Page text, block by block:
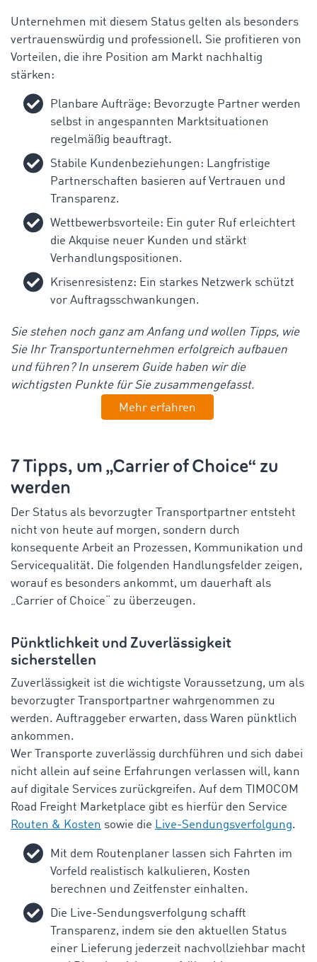
Unternehmen mit diesem Status gelten als besonders
vertrauenswürdig und professionell. Sie profitieren von
Vorteilen, die ihre Position am Markt nachhaltig
stärken:
Planbare Aufträge: Bevorzugte Partner werden
selbst in angespannten Marktsituationen
regelmäßig beauftragt.
Stabile Kundenbeziehungen: Langfristige
Partnerschaften basieren auf Vertrauen und
Transparenz.
Wettbewerbsvorteile: Ein guter Ruf erleichtert
die Akquise neuer Kunden und stärkt
Verhandlungspositionen.
Krisenresistenz: Ein starkes Netzwerk schützt
vor Auftragsschwankungen.
Sie stehen noch ganzam Anfang und wollen Tipps, wie
Sie Ihr Transportunternehmen erfolgreich aufbauen
und führen? In unserem Guide haben wirdie
wichtigsten Punkte fürSie zusammengefasst.
Mehr erfahren
7Tipps, um „CarrierofChoice“ zu
werden
Der Status als bevorzugter Transportpartner entsteht
nicht von heute auf morgen, sondern durch
konsequente Arbeit an Prozessen, Kommunikation und
Servicequalität. Die folgenden Handlungsfelder zeigen,
worauf es besonders ankommt, um dauerhaft als
„Carrier of Choice zu überzeugen.
PünktlichkeitundZuverlässigkeit
sicherstellen
Zuverlässigkeit ist die wichtigste Voraussetzung, um als
bevorzugter
Transportpartner wahrgenommen zu
werden. Auftraggeber erwarten, dass Waren pünktlich
ankommen.
Wer Transporte zuverlässig durchführen und sich dabei
nicht allein auf seine Erfahrungen verlassen will, kann
auf digitale Services zurückgreifen. Auf dem TIMOCOM
Road Freight Marketplace gibt es hierfür den Service
Routen & Kosten sowie die Live-Sendungsverfolgung.
Mit dem Routenplaner lassen sich Fahrten im
Vorfeld realistisch kalkulieren, Kosten
berechnen und Zeitfenster einhalten.
Die Live-Sendungsverfolgung schafft
Transparenz, indem sie den aktuellen Status
einer Lieferung jederzeit nachvollziehbar macht